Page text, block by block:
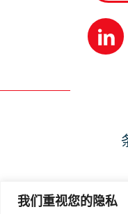
我们重视您的隐私